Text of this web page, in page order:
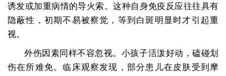
诱发或加重病情的导火索。这种自身免疫反应往往具有
隐蔽性，初期不易被察觉，等到白斑明显时才引起重
视。
外伤因素同样不容忽视。小孩子活泼好动，磕碰划
伤在所难免。临床观察发现，部分患儿在皮肤受到摩